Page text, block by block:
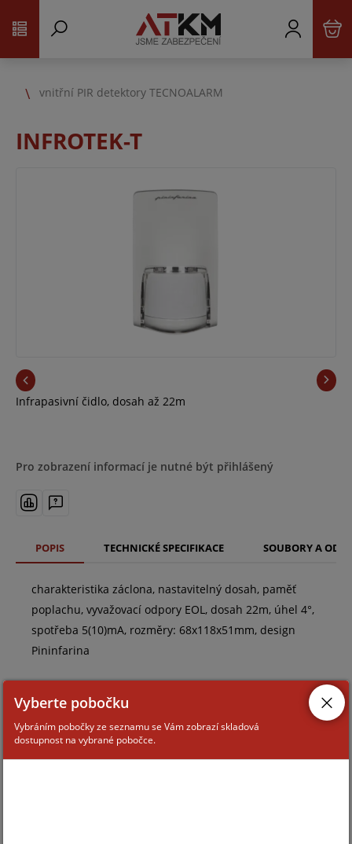
vnitřní PIR detektory TECNOALARM
INFROTEK-T
Infrapasivní čidlo, dosah až 22m
Pro zobrazení informací je nutné být přihlášený
POPIS TECHNICKÉ SPECIFIKACE SOUBORY A
charakteristika záclona, nastavitelný dosah, paměť
poplachu, vyvažovací odpory EOL, dosah 22m, úhel 4°,
spotřeba 5(10)mA, rozměry: 68x118x51mm, design
Pininfarina
ALTERNATIVNÍ ZBOŽÍ
INFROTEK-V
Vyberte pobočku
Vybráním pobočky ze seznamu se Vám zobrazí skladová
dostupnost na vybrané pobočce.